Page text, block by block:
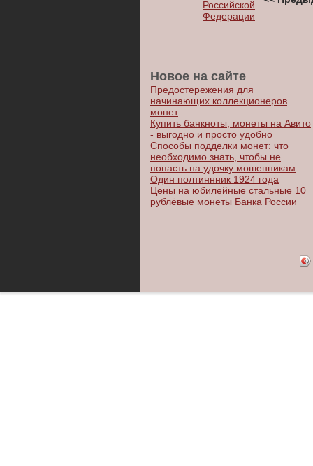
Российской
Федерации
Новое на сайте
Предостережения для
начинающих коллекционеров
монет
Купить банкноты, монеты на Авито
- выгодно и просто удобно
Способы подделки монет: что
необходимо знать, чтобы не
попасть на удочку мошенникам
Один полтиннник 1924 года
Цены на юбилейные стальные 10
рублёвые монеты Банка России